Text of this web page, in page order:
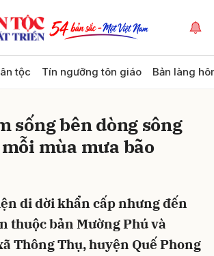
tộc Tín ngưỡng tôn giáo Bản làng
sống bên dòng sông
mùa mưa bão
di dời khẩn cấp nhưng đến
thuộc bản Mường Phú và
Thông Thụ, huyện Quế Phong
Hủy Gửi